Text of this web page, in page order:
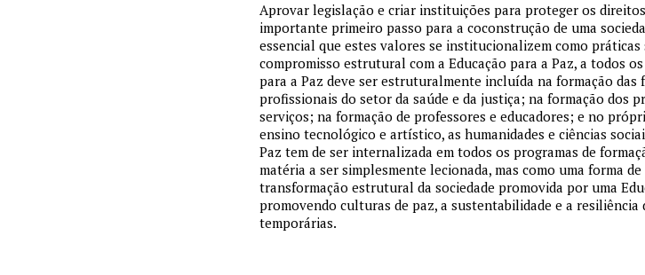
Aprovar legislação e criar instituições para proteger os
importante primeiro passo para a coconstrução de uma
essencial que estes valores se institucionalizem como
compromisso estrutural com a Educação para a Paz, a todos
para a Paz deve ser estruturalmente incluída na formação das
profissionais do setor da saúde e da justiça; na formação dos
serviços; na formação de professores e educadores; e no
ensino tecnológico e artístico, as humanidades e ciências
Paz tem de ser internalizada em todos os programas de
matéria a ser simplesmente lecionada, mas como uma forma de
transformação estrutural da sociedade promovida por uma
promovendo culturas de paz, a sustentabilidade e a resiliência
temporárias.